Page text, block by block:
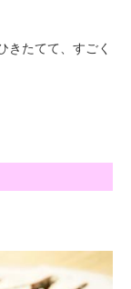
きたてて、すごく